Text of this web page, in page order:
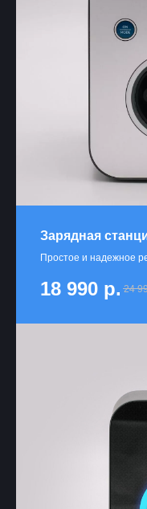
Зарядная
Простое и надежное
18 990 р. 24